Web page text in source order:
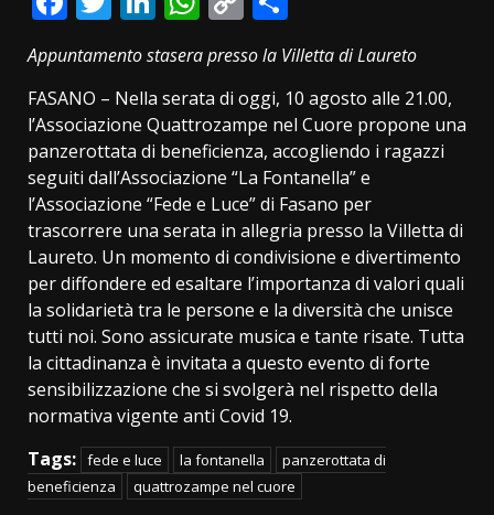
Link
Appuntamento stasera presso la Villetta di Laureto
FASANO – Nella serata di oggi, 10 agosto alle 21.00,
l’Associazione Quattrozampe nel Cuore propone una
panzerottata di beneficienza, accogliendo i ragazzi
seguiti dall’Associazione “La Fontanella” e
l’Associazione “Fede e Luce” di Fasano per
trascorrere una serata in allegria presso la Villetta di
Laureto. Un momento di condivisione e divertimento
per diffondere ed esaltare l’importanza di valori quali
la solidarietà tra le persone e la diversità che unisce
tutti noi. Sono assicurate musica e tante risate. Tutta
la cittadinanza è invitata a questo evento di forte
sensibilizzazione che si svolgerà nel rispetto della
normativa vigente anti Covid 19.
Tags: fede e luce la fontanella
panzerottata di
beneficienza
quattrozampe nel cuore